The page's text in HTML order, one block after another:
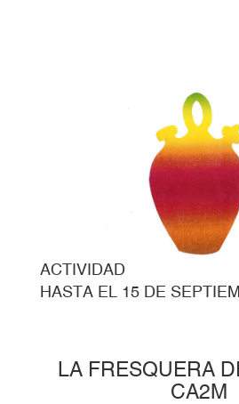
ACTIVIDAD
HASTA EL 15 DE
LA FRESQUERA
CA2M